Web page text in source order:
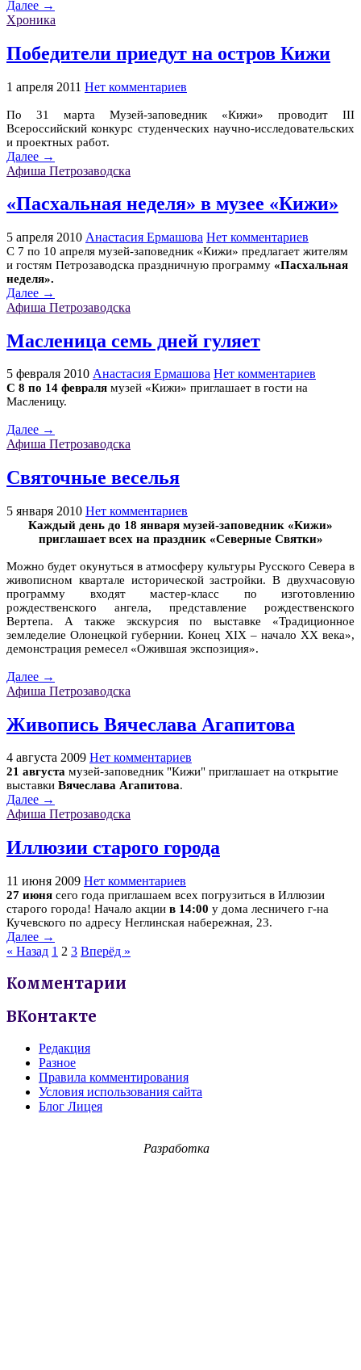
Далее →
Хроника
Победители приедут на остров Кижи
1 апреля 2011 Нет комментариев
По 31 марта Музей-заповедник «Кижи» проводит III
Всероссийский конкурс студенческих научно-исследовательских
и проектных работ.
Далее →
Афиша Петрозаводска
«Пасхальная неделя» в музее «Кижи»
5 апреля 2010 Анастасия Ермашова Нет комментариев
С 7 по 10 апреля музей-заповедник «Кижи» предлагает жителям
и гостям Петрозаводска праздничную программу «Пасхальная
неделя».
Далее →
Афиша Петрозаводска
Масленица семь дней гуляет
5 февраля 2010 Анастасия Ермашова Нет комментариев
С 8 по 14 февраля музей «Кижи» приглашает в гости на
Масленицу.
Далее →
Афиша Петрозаводска
Святочные веселья
5 января 2010 Нет комментариев
Каждый день до 18 января музей-заповедник «Кижи»
приглашает всех на праздник «Северные Святки»
Можно будет окунуться в атмосферу культуры Русского Севера в
живописном квартале исторической застройки. В двухчасовую
программу входят мастер-класс по изготовлению
рождественского ангела, представление рождественского
Вертепа. А также экскурсия по выставке «Традиционное
земледелие Олонецкой губернии. Конец XIX – начало XX века»,
демонстрация ремесел «Ожившая экспозиция».
Далее →
Афиша Петрозаводска
Живопись Вячеслава Агапитова
4 августа 2009 Нет комментариев
21 августа музей-заповедник "Кижи" приглашает на открытие
выставки Вячеслава Агапитова.
Далее →
Афиша Петрозаводска
Иллюзии старого города
11 июня 2009 Нет комментариев
27 июня сего года приглашаем всех погрузиться в Иллюзии
старого города! Начало акции в 14:00 у дома лесничего г-на
Кучевского по адресу Неглинская набережная, 23.
Далее →
« Назад 1 2 3 Вперёд »
Комментарии
ВКонтакте
Редакция
Разное
Правила комментирования
Условия использования сайта
Блог Лицея
Разработка